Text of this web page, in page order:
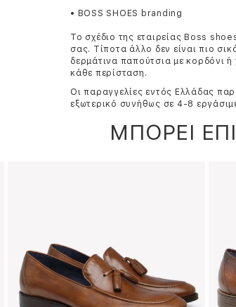
• BOSS SHOES branding
Το σχέδιο της εταιρείας Boss
σας. Τίποτα άλλο δεν είναι πιο
δερμάτινα παπούτσια με κορδόνι
κάθε περίσταση.
Οι παραγγελίες εντός Ελλάδας
εξωτερικό συνήθως σε 4-8
ΜΠΟΡΕΙ